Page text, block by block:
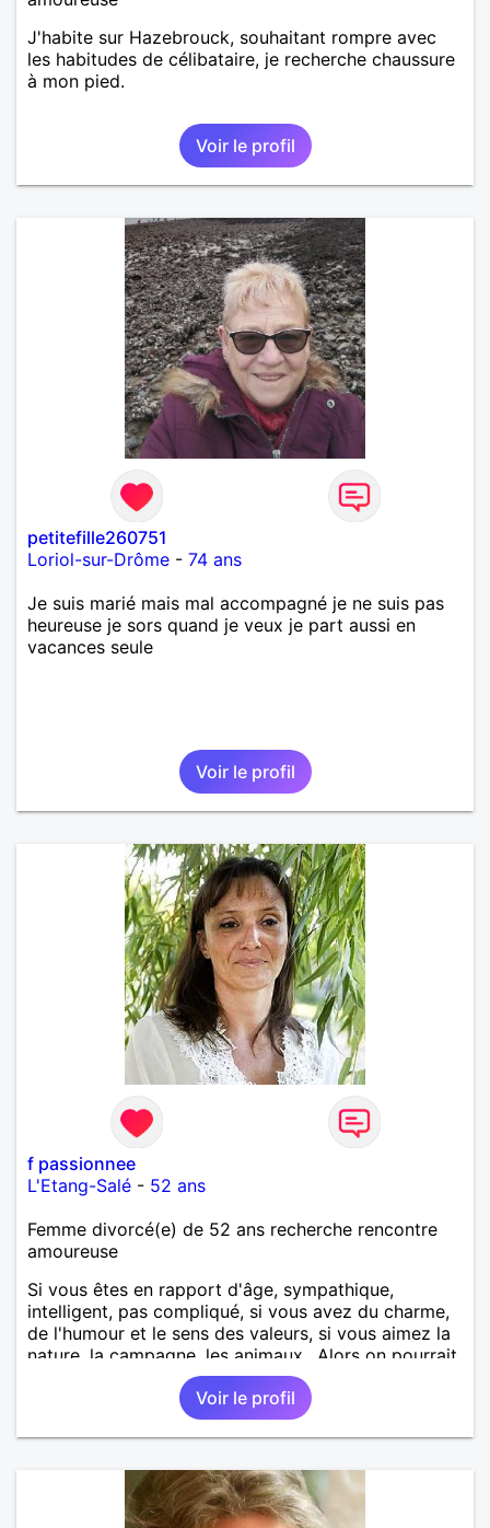
J'habite sur Hazebrouck, souhaitant rompre avec
les habitudes de célibataire, je recherche chaussure
à mon pied.
Voir le profil
petitefille260751
Loriol-sur-Drôme - 74 ans
Je suis marié mais mal accompagné je ne suis pas
heureuse je sors quand je veux je part aussi en
vacances seule
Voir le profil
f passionnee
L'Etang-Salé - 52 ans
Femme divorcé(e) de 52 ans recherche rencontre
amoureuse
Si vous êtes en rapport d'âge, sympathique,
intelligent, pas compliqué, si vous avez du charme,
de l'humour et le sens des valeurs, si vous aimez la
nature, la campagne, les animaux.. Alors on pourrait
s'entendre, du coup n'hésitez pas à me contacter.
Voir le profil